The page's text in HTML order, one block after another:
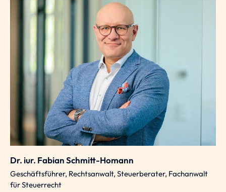
Dr. iur. Fabian Schmitt-Homann
Geschäftsführer, Rechtsanwalt, Steuerberater, Fachanwalt
für Steuerrecht